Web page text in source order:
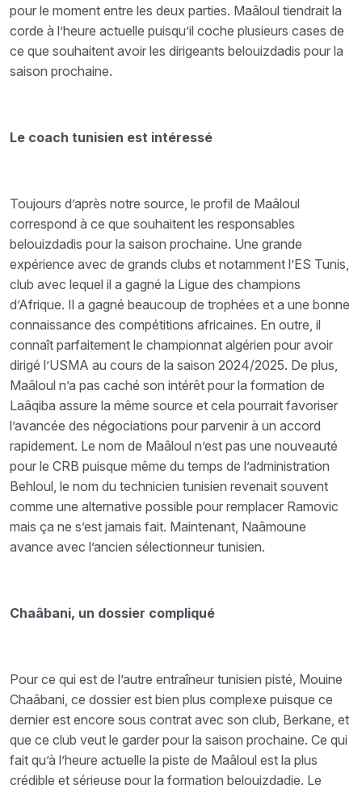
pour le moment entre les deux parties. Maâloul tiendrait la
corde à l’heure actuelle puisqu’il coche plusieurs cases de
ce que souhaitent avoir les dirigeants belouizdadis pour la
saison prochaine.
Le coach tunisien est intéressé
Toujours d’après notre source, le profil de Maâloul
correspond à ce que souhaitent les responsables
belouizdadis pour la saison prochaine. Une grande
expérience avec de grands clubs et notamment l’ES Tunis,
club avec lequel il a gagné la Ligue des champions
d’Afrique. Il a gagné beaucoup de trophées et a une bonne
connaissance des compétitions africaines. En outre, il
connaît parfaitement le championnat algérien pour avoir
dirigé l’USMA au cours de la saison 2024/2025. De plus,
Maâloul n’a pas caché son intérêt pour la formation de
Laâqiba assure la même source et cela pourrait favoriser
l’avancée des négociations pour parvenir à un accord
rapidement. Le nom de Maâloul n’est pas une nouveauté
pour le CRB puisque même du temps de l’administration
Behloul, le nom du technicien tunisien revenait souvent
comme une alternative possible pour remplacer Ramovic
mais ça ne s’est jamais fait. Maintenant, Naâmoune
avance avec l’ancien sélectionneur tunisien.
Chaâbani, un dossier compliqué
Pour ce qui est de l’autre entraîneur tunisien pisté, Mouine
Chaâbani, ce dossier est bien plus complexe puisque ce
dernier est encore sous contrat avec son club, Berkane, et
que ce club veut le garder pour la saison prochaine. Ce qui
fait qu’à l’heure actuelle la piste de Maâloul est la plus
crédible et sérieuse pour la formation belouizdadie. Le